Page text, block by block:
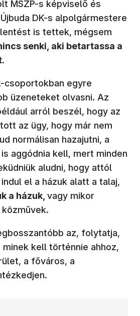
MSZP-s képviselő és
DK-s alpolgármestere
is tettek, mégsem
senki, aki betartassa a
.
csoportokban egyre
üzeneteket olvasni. Az
arról beszél, hogy az
az ügy, hogy már nem
normálisan hazajutni, a
aggódnia kell, mert minden
aludni, hogy attól
el a házuk alatt a talaj,
a házuk, vagy mikor
az, folytatja,
minek kell történnie ahhoz,
a főváros, a